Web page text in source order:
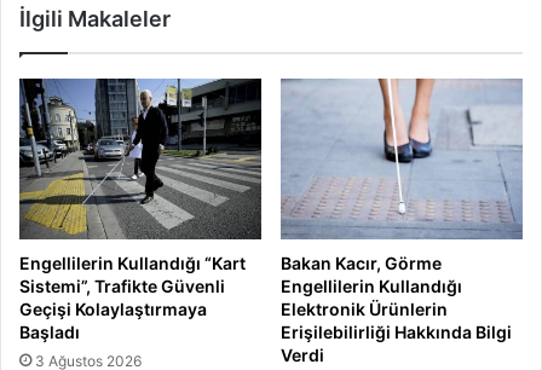
İlgili Makaleler
Engellilerin Kullandığı “Kart
Sistemi”, Trafikte Güvenli
Geçişi Kolaylaştırmaya
Başladı
3 Ağustos 2026
Bakan Kacır, Görme
Engellilerin Kullandığı
Elektronik Ürünlerin
Erişilebilirliği Hakkında Bilgi
Verdi